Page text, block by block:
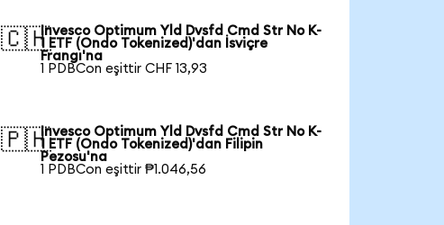
🇨🇭Invesco Optimum Yld Dvsfd Cmd Str No K-
1 ETF (Ondo Tokenized)'dan İsviçre
Frangı'na
1 PDBCon eşittir CHF 13,93
🇵🇭Invesco Optimum Yld Dvsfd Cmd Str No K-
1 ETF (Ondo Tokenized)'dan Filipin
Pezosu'na
1 PDBCon eşittir ₱1.046,56